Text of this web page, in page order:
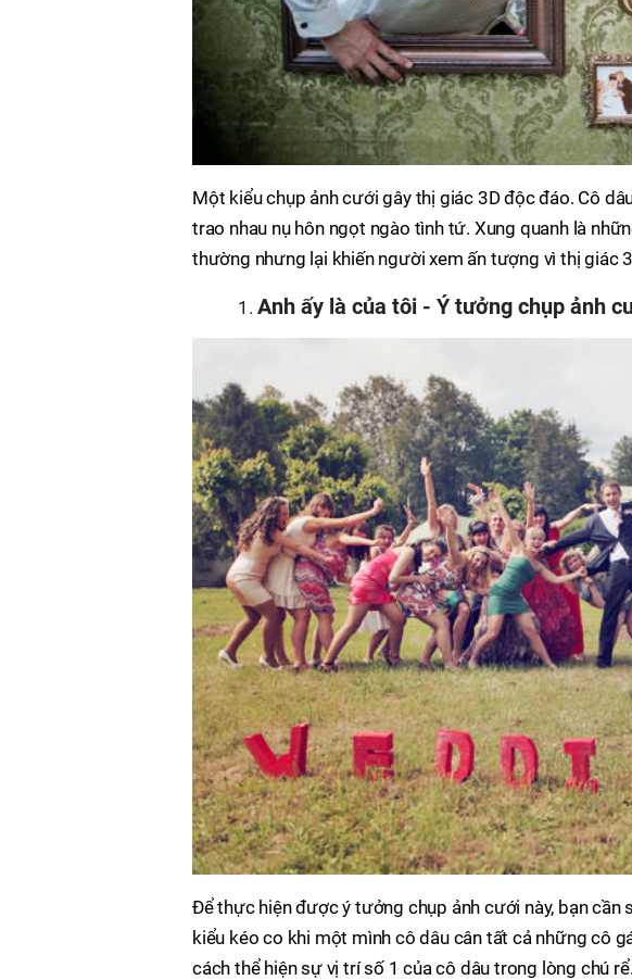
Một kiểu chụp ảnh cưới gây thị giác 3D độc đáo. Cô
trao nhau nụ hôn ngọt ngào tình tứ. Xung quanh là
thường nhưng lại khiến người xem ấn tượng vì thị giác
Anh ấy là của tôi - Ý tưởng chụp ảnh
Để thực hiện được ý tưởng chụp ảnh cưới này, bạn
kiểu kéo co khi một mình cô dâu cân tất cả những cô
cách thể hiện sự vị trí số 1 của cô dâu trong lòng chú rể.